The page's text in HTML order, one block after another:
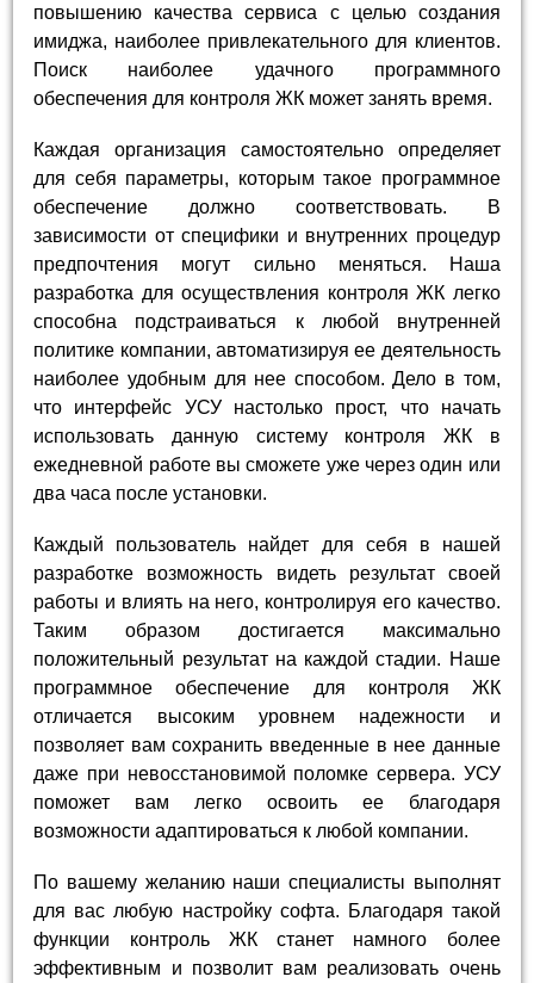
повышению качества сервиса с целью создания
имиджа, наиболее привлекательного для клиентов.
Поиск наиболее удачного программного
обеспечения для контроля ЖК может занять время.
Каждая организация самостоятельно определяет
для себя параметры, которым такое программное
обеспечение должно соответствовать. В
зависимости от специфики и внутренних процедур
предпочтения могут сильно меняться. Наша
разработка для осуществления контроля ЖК легко
способна подстраиваться к любой внутренней
политике компании, автоматизируя ее деятельность
наиболее удобным для нее способом. Дело в том,
что интерфейс УСУ настолько прост, что начать
использовать данную систему контроля ЖК в
ежедневной работе вы сможете уже через один или
два часа после установки.
Каждый пользователь найдет для себя в нашей
разработке возможность видеть результат своей
работы и влиять на него, контролируя его качество.
Таким образом достигается максимально
положительный результат на каждой стадии. Наше
программное обеспечение для контроля ЖК
отличается высоким уровнем надежности и
позволяет вам сохранить введенные в нее данные
даже при невосстановимой поломке сервера. УСУ
поможет вам легко освоить ее благодаря
возможности адаптироваться к любой компании.
По вашему желанию наши специалисты выполнят
для вас любую настройку софта. Благодаря такой
функции контроль ЖК станет намного более
эффективным и позволит вам реализовать очень